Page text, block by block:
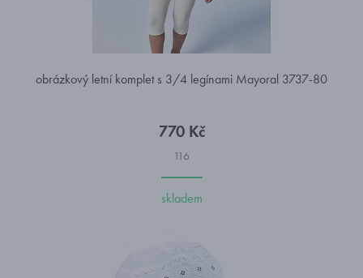
obrázkový letní komplet s 3/4 legínami Mayoral 3737-80
770 Kč
116
skladem